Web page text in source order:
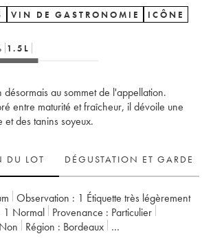
VIN DE GASTRONOMIE ICÔNE
1.5 L
au sommet de l'appellation.
entre maturité et fraîcheur, il dévoile une
et des tanins soyeux.
DU LOT
DÉGUSTATION ET GARDE
Observation : 1 Étiquette très légèrement
1 Normal Provenance : particulier
non Région :
Bordeaux